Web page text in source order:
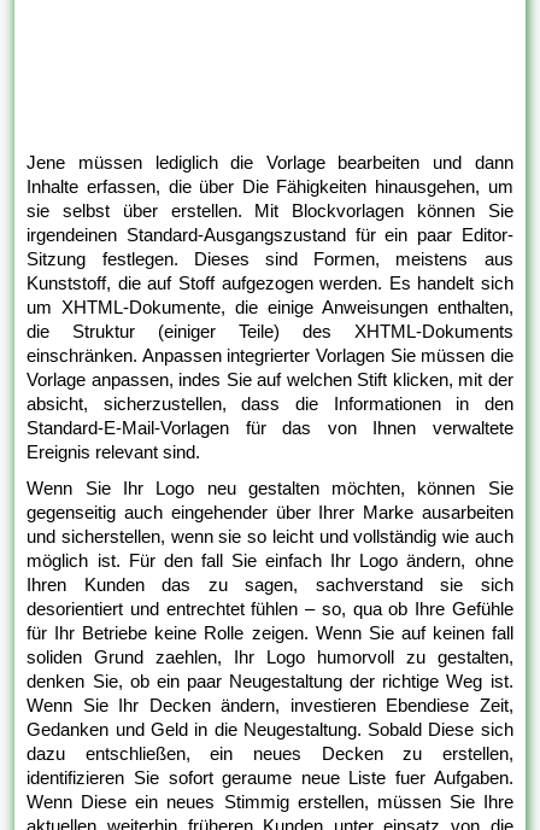
Jene müssen lediglich die Vorlage bearbeiten und dann
Inhalte erfassen, die über Die Fähigkeiten hinausgehen, um
sie selbst über erstellen. Mit Blockvorlagen können Sie
irgendeinen Standard-Ausgangszustand für ein paar Editor-
Sitzung festlegen. Dieses sind Formen, meistens aus
Kunststoff, die auf Stoff aufgezogen werden. Es handelt sich
um XHTML-Dokumente, die einige Anweisungen enthalten,
die Struktur (einiger Teile) des XHTML-Dokuments
einschränken. Anpassen integrierter Vorlagen Sie müssen die
Vorlage anpassen, indes Sie auf welchen Stift klicken, mit der
absicht, sicherzustellen, dass die Informationen in den
Standard-E-Mail-Vorlagen für das von Ihnen verwaltete
Ereignis relevant sind.
Wenn Sie Ihr Logo neu gestalten möchten, können Sie
gegenseitig auch eingehender über Ihrer Marke ausarbeiten
und sicherstellen, wenn sie so leicht und vollständig wie auch
möglich ist. Für den fall Sie einfach Ihr Logo ändern, ohne
Ihren Kunden das zu sagen, sachverstand sie sich
desorientiert und entrechtet fühlen – so, qua ob Ihre Gefühle
für Ihr Betriebe keine Rolle zeigen. Wenn Sie auf keinen fall
soliden Grund zaehlen, Ihr Logo humorvoll zu gestalten,
denken Sie, ob ein paar Neugestaltung der richtige Weg ist.
Wenn Sie Ihr Decken ändern, investieren Ebendiese Zeit,
Gedanken und Geld in die Neugestaltung. Sobald Diese sich
dazu entschließen, ein neues Decken zu erstellen,
identifizieren Sie sofort geraume neue Liste fuer Aufgaben.
Wenn Diese ein neues Stimmig erstellen, müssen Sie Ihre
aktuellen weiterhin früheren Kunden unter einsatz von die